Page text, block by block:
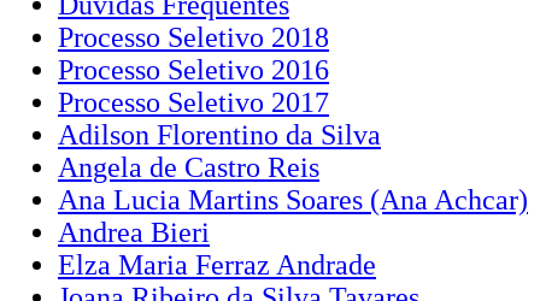
Processo Seletivo 2018
Processo Seletivo 2016
Processo Seletivo 2017
Adilson Florentino da Silva
Angela de Castro Reis
Ana Lucia Martins Soares (Ana Achcar)
Andrea Bieri
Elza Maria Ferraz Andrade